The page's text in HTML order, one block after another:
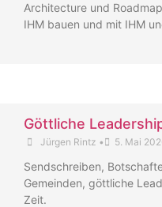
Architecture und
IHM bauen und mit IHM
Göttliche
Jürgen Rintz • 5. Mai
Sendschreiben,
Gemeinden, göttliche
Zeit.